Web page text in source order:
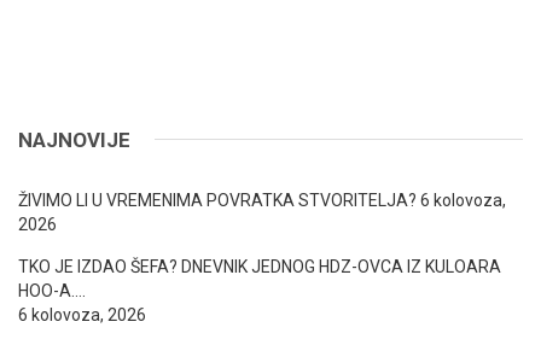
NAJNOVIJE
ŽIVIMO LI U VREMENIMA POVRATKA STVORITELJA? 6 kolovoza,
2026
TKO JE IZDAO ŠEFA? DNEVNIK JEDNOG HDZ-OVCA IZ KULOARA
HOO-A….
6 kolovoza, 2026